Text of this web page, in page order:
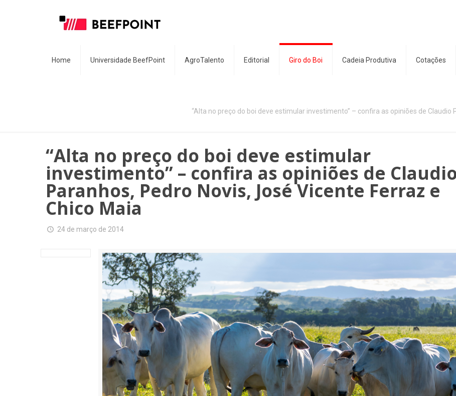
Home Universidade BeefPoint AgroTalento Editorial Giro do Boi Cadeia Produtiva Cotações
“Alta no preço do boi deve estimular investimento” – confira as opiniões de Claudio
“Alta no preço do boi deve estimular
investimento” – confira as opiniões de
Paranhos, Pedro Novis, José Vicente Ferraz e
Chico Maia
24 de março de 2014